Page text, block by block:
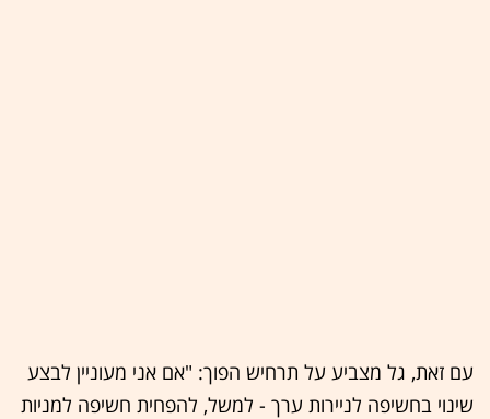
עם זאת, גל מצביע על תרחיש הפוך: "אם אני מעוניין לבצע
שינוי בחשיפה לניירות ערך - למשל, להפחית חשיפה למניות